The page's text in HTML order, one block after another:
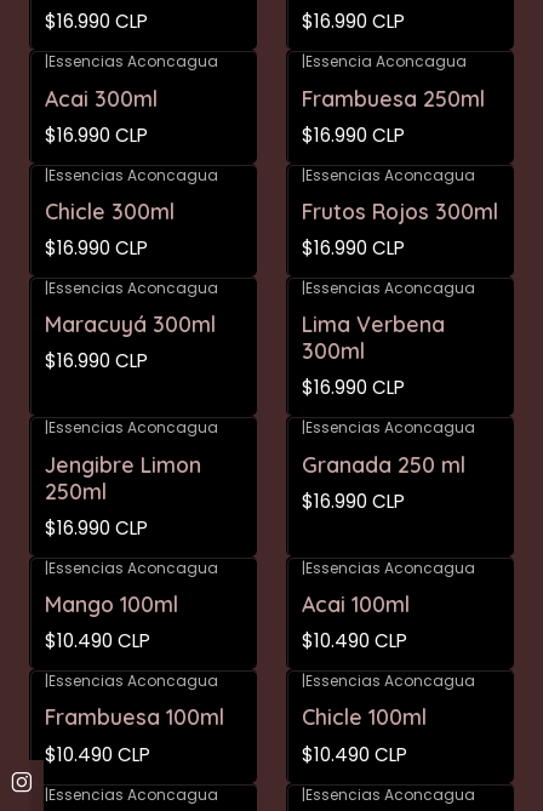
$16.990 CLP $16.990 CLP
|Essencias Aconcagua
Acai 300ml
$16.990 CLP
|Essencia Aconcagua
Frambuesa 250ml
$16.990 CLP
|Essencias Aconcagua
Chicle 300ml
$16.990 CLP
|Essencias Aconcagua
Frutos Rojos 300ml
$16.990 CLP
|Essencias Aconcagua
Maracuyá 300ml
$16.990 CLP
|Essencias Aconcagua
Lima Verbena
300ml
$16.990 CLP
Essencias Aconcagua
Jengibre Limon
250ml
$16.990 CLP
Essencias Aconcagua
Granada 250 ml
$16.990 CLP
|Essencias Aconcagua
Mango 100ml
$10.490 CLP
|Essencias Aconcagua
Acai 100ml
$10.490 CLP
|Essencias Aconcagua
Frambuesa 100ml
$10.490 CLP
|Essencias Aconcagua
Chicle 100ml
$10.490 CLP
|Essencias Aconcagua |Essencias Aconcagua